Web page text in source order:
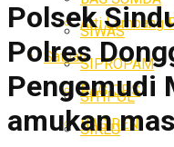
SIWAS
SIPROPAM
SITIPOL
SIKEU
Arti Lambang
Satuan
BAG OPS
BAG REN
Polsek
Polres
Pengemudi
amukan